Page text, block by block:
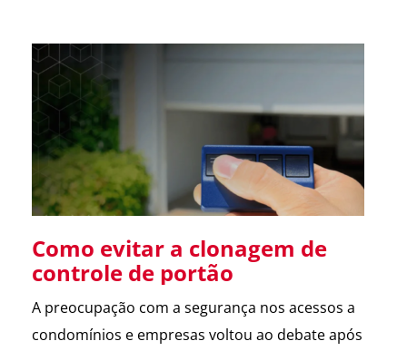
Aster citado em recentes matérias jornalísticas
sobre a operação da Polícia Federal no setor […]
Como evitar a clonagem de
controle de portão
A preocupação com a segurança nos acessos a
condomínios e empresas voltou ao debate após